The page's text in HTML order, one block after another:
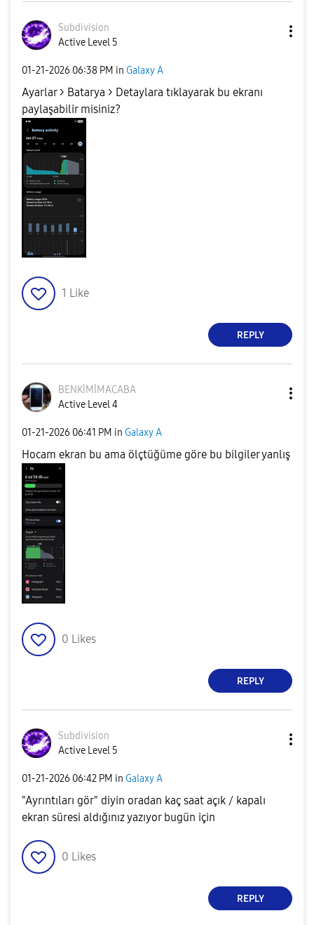
Subdivision
Active Level 5
‎01-21-2026 06:38 PM in Galaxy A
Ayarlar > Batarya > Detaylara tıklayarak bu ekranı
paylaşabilir misiniz?
1 Like
REPLY
BENKİMİMACABA
Active Level 4
‎01-21-2026 06:41 PM in Galaxy A
Hocam ekran bu ama ölçtüğüme göre bu bilgiler yanlış
0 Likes
REPLY
Subdivision
Active Level 5
‎01-21-2026 06:42 PM in Galaxy A
"Ayrıntıları gör" diyin oradan kaç saat açık / kapalı
ekran süresi aldığınız yazıyor bugün için
0 Likes
REPLY